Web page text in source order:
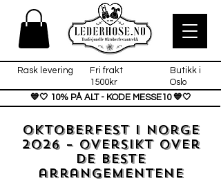
Rask levering
Fri frakt
1500kr
Butikk i
Oslo
💙🤍 10% PÅ ALT - KODE MESSE10 💙🤍
Oktoberfest i Norge
2026 – oversikt over
de beste
arrangementene